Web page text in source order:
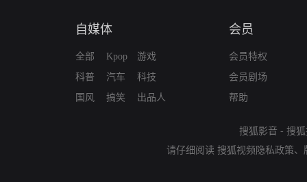
自媒体
全部
科普
国风
Kpop
汽车
搞笑
游戏
科技
出品人
会员
会员特权
会员剧场
帮助
搜狐影音 - 搜
请仔细阅读 搜狐视频隐私政策、